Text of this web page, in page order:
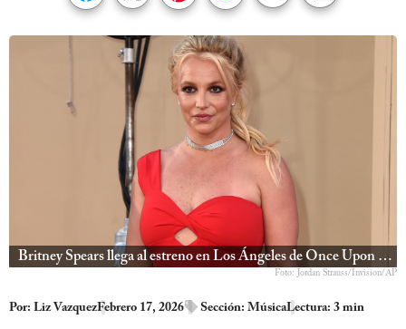
Britney Spears llega al estreno en Los Ángeles de Once Upon a Time in Hollywood
Foto: Jordan Strauss/Invision/AP
Por: Liz VazquezFebrero 17, 2026 Sección: MúsicaLectura: 3 min